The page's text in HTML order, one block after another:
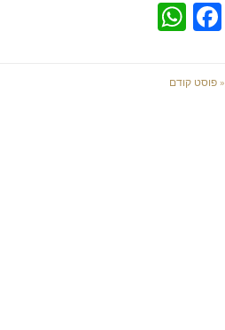
Facebook
« פוסט קודם